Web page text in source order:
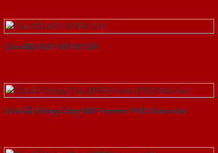
Cửa ABS KOS 101F K1129
Cửa Gỗ Chống Cháy MDF Veneer P1R2 Xoan dao